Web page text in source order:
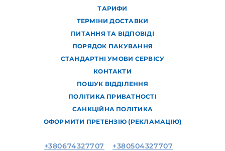
ТАРИФИ
ТЕРМІНИ ДОСТАВКИ
ПИТАННЯ ТА ВІДПОВІДІ
ПОРЯДОК ПАКУВАННЯ
СТАНДАРТНІ УМОВИ СЕРВІСУ
КОНТАКТИ
ПОШУК ВІДДІЛЕННЯ
ПОЛІТИКА ПРИВАТНОСТІ
САНКЦІЙНА ПОЛІТИКА
ОФОРМИТИ ПРЕТЕНЗІЮ (РЕКЛАМАЦІЮ)
+380674327707
+380504327707